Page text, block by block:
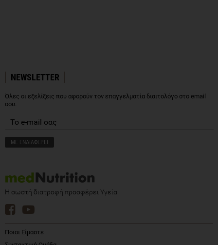
NEWSLETTER
Όλες οι εξελίξεις που αφορούν τον επαγγελματία διαιτολόγο στο email
σου.
Η σωστή διατροφή προσφέρει Υγεία
Ποιοι Είμαστε